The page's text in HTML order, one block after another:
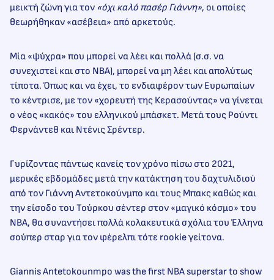
μεικτή ζώνη για τον «όχι καλό πασέρ Γιάννη», οι οποίες
θεωρήθηκαν «ασέβεια» από αρκετούς.
Μία «ψύχρα» που μπορεί να λέει και πολλά (σ.σ. να
συνεχιστεί και στο ΝΒΑ), μπορεί να μη λέει και απολύτως
τίποτα. Όπως και να έχει, το ενδιαφέρον των Ευρωπαίων
το κέντρισε, με τον «χορευτή της Κερασούντας» να γίνεται
ο νέος «κακός» του ελληνικού μπάσκετ. Μετά τους Ρούντι
Φερνάντεθ και Ντένις Σρέντερ.
Γυρίζοντας πάντως κανείς τον χρόνο πίσω στο 2021,
μερικές εβδομάδες μετά την κατάκτηση του δαχτυλιδιού
από τον Γιάννη Αντετοκούνμπο και τους Μπακς καθώς και
την είσοδο του Τούρκου σέντερ στον «μαγικό κόσμο» του
ΝΒΑ, θα συναντήσει πολλά κολακευτικά σχόλια του Έλληνα
σούπερ σταρ για τον φέρελπι τότε rookie γείτονα.
Giannis Antetokounmpo was the first NBA superstar to show